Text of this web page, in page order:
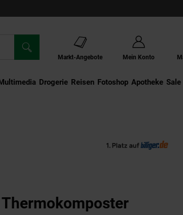
Markt-Angebote Mein Konto
Drogerie Externer Link:
Reisen Externer Link:
Fotoshop Externer Link:
Apotheke Sale